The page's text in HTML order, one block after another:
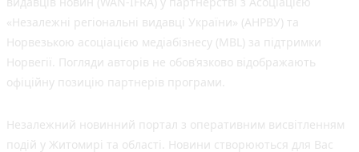
«Незалежні регіональні видавці України» (АНРВУ) та
Норвезькою асоціацією медіабізнесу (MBL) за підтримки
Норвегії. Погляди авторів не обов’язково відображають
офіційну позицію партнерів програми.
Незалежний новинний портал з оперативним висвітленням
подій у Житомирі та області. Новини створюються для Вас